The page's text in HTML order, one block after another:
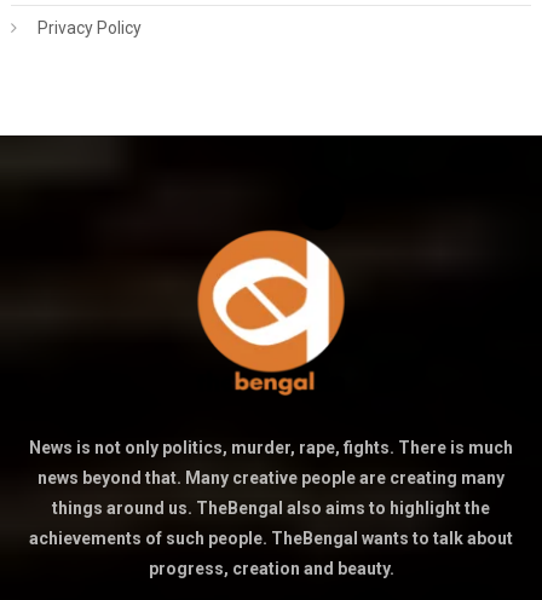
Privacy Policy
News is not only politics, murder, rape, fights. There is much
news beyond that. Many creative people are creating many
things around us. TheBengal also aims to highlight the
achievements of such people. TheBengal wants to talk about
progress, creation and beauty.